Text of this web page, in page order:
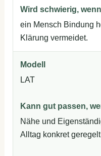
ein Mensch Bindung
Klärung vermeidet.
LAT
Nähe und
Alltag konkret